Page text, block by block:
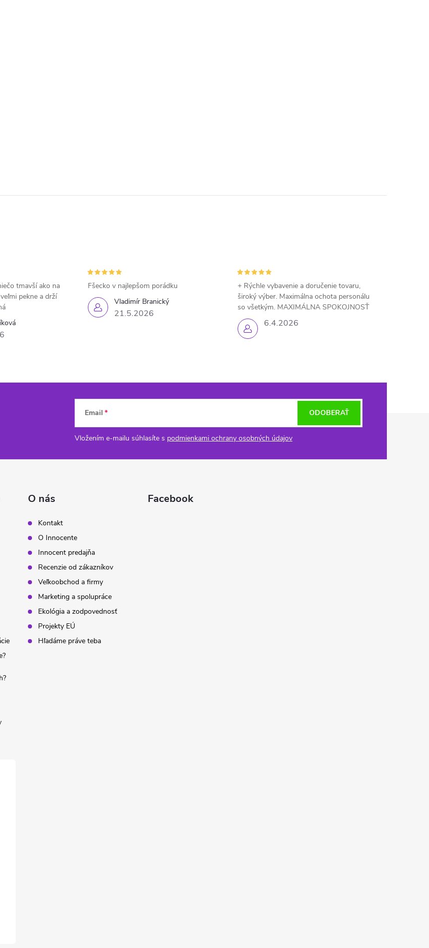
tmavší ako na
pekne a drží
Vladimír Branický
21.5.2026
Fšecko v najlepšom porádku
6.4.2026
+ Rýchle vybavenie a doručenie tovaru,
široký výber. Maximálna ochota personálu
so všetkým. MAXIMÁLNA SPOKOJNOSŤ
Email
Vložením e-mailu súhlasíte s podmienkami ochrany osobných údajov
ODOBERAŤ
O nás
Kontakt
O Innocente
Innocent predajňa
Recenzie od zákazníkov
Veľkoobchod a firmy
Marketing a spolupráce
Ekológia a zodpovednosť
Projekty EÚ
Hľadáme práve teba
Facebook